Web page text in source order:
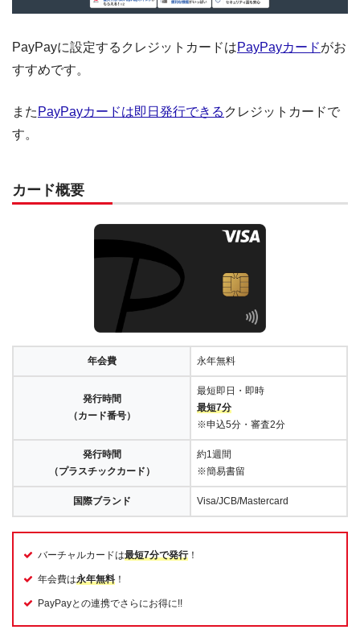
PayPayに設定するクレジットカードはPayPayカードがお
すすめです。
また PayPayカードは即日発行できる クレジットカードで
す。
カード概要
年会費 永年無料
発行時間
（カード番号）
最短即日・即時
最短7分
※申込5分・審査2分
発行時間
（プラスチックカード）
約1週間
※簡易書留
国際ブランド Visa/JCB/Mastercard
バーチャルカードは最短7分で発行！
年会費は永年無料 ！
PayPayとの連携でさらにお得に!!